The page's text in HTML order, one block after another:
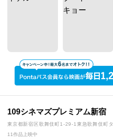
109シネマズプレミアム新宿
東京都新宿区歌舞伎町1-29-1東急歌舞伎町
11作品上映中